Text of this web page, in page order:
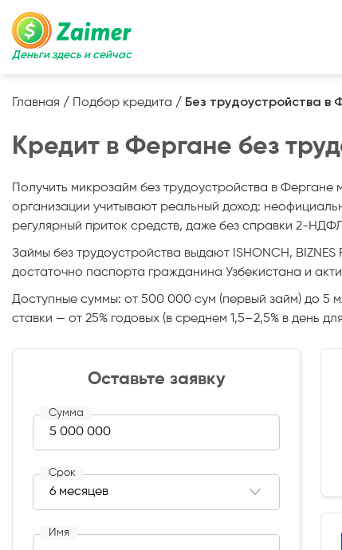
Деньги здесь и сейчас
Главная / Подбор кредита / Без трудоустройства в
Кредит в Фергане без
Получить микрозайм без трудоустройства в
организации учитывают реальный доход:
регулярный приток средств, даже без справки 2-
Займы без трудоустройства выдают ISHONCH,
достаточно паспорта гражданина Узбекистана и
Доступные суммы: от 500 000 сум (первый займ) до 5
ставки — от 25% годовых (в среднем 1,5–2,5% в день
Оставьте заявку
Сумма
Срок
Имя